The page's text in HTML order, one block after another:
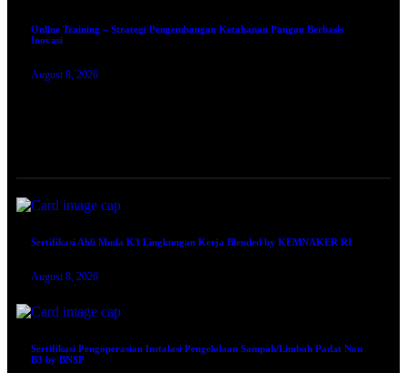
Online Training – Strategi Pengembangan Ketahanan Pangan Berbasis
Inovasi
August 8, 2026
Sertifikasi Ahli Muda K3 Lingkungan Kerja Blended by KEMNAKER RI
August 8, 2026
Sertifikasi Pengoperasian Instalasi Pengelolaan Sampah/Limbah Padat Non
B3 by BNSP